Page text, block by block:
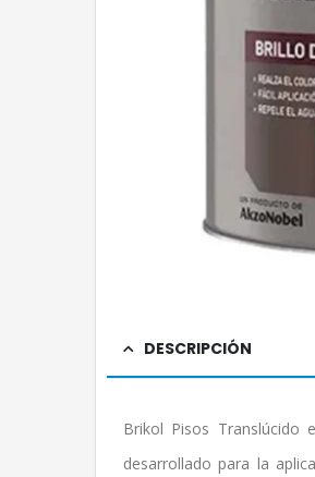
DESCRIPCIÓN
Brikol Pisos Translúcido
desarrollado para la